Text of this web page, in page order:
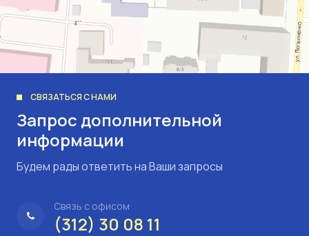
СВЯЗАТЬСЯ С НАМИ
Запрос дополнительной
информации
Будем рады ответить на Ваши запросы
Связь с офисом
(312) 30 08 11